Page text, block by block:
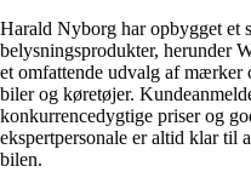
Harald Nyborg har opbygget et
belysningsprodukter, herunder
et omfattende udvalg af mærker
biler og køretøjer.
konkurrencedygtige priser og
ekspertpersonale er altid klar til
bilen.